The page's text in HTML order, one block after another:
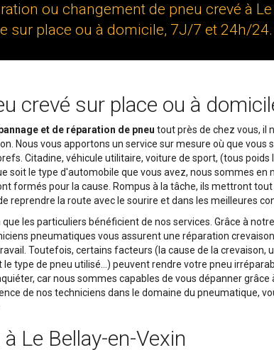
ou changement de pneu crevé à
sur place ou à domicile, 7J/7 et 24h/24.
crevé sur place ou à
et de réparation de pneu tout près de chez vous, il
Nous vous apportons un service sur mesure où que vous
Citadine, véhicule utilitaire, voiture de sport, (tous
soit le type d'automobile que vous avez, nous sommes en
formés pour la cause. Rompus à la tâche, ils mettront
reprendre la route avec le sourire et dans les meilleures
les particuliers bénéficient de nos services. Grâce à
pneumatiques vous assurent une réparation
Toutefois, certains facteurs (la cause de la crevaison,
type de pneu utilisé…) peuvent rendre votre pneu
car nous sommes capables de vous dépanner
de nos techniciens dans le domaine du pneumatique,
Le Bellay-en-Vexin